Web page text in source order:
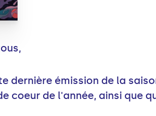
dernière émission de la
coeur de l'année, ainsi que